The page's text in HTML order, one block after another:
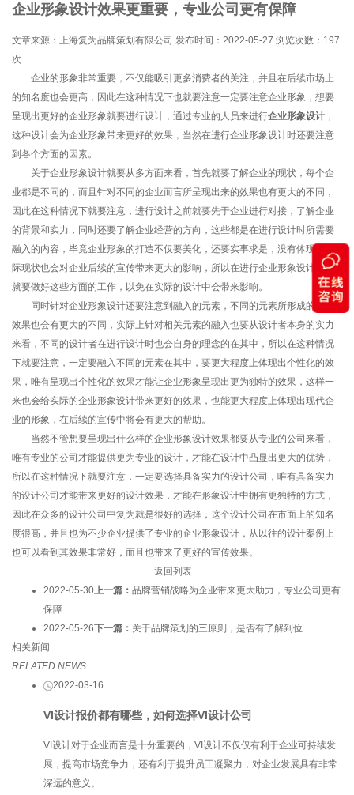
企业形象设计效果更重要，专业公司更有保障
文章来源：上海复为品牌策划有限公司 发布时间：2022-05-27 浏览次数： 197
次
企业的形象非常重要，不仅能吸引更多消费者的关注，并且在后续市场上
的知名度也会更高，因此在这种情况下也就要注意一定要注意企业形象，想要
呈现出更好的企业形象就要进行设计，通过专业的人员来进行企业形象设计 ，
这种设计会为企业形象带来更好的效果，当然在进行企业形象设计时还要注意
到各个方面的因素。
关于企业形象设计就要从多方面来看，首先就要了解企业的现状，每个企
业都是不同的，而且针对不同的企业而言所呈现出来的效果也有更大的不同，
因此在这种情况下就要注意，进行设计之前就要先于企业进行对接，了解企业
的背景和实力，同时还要了解企业经营的方向，这些都是在进行设计时所需要
融入的内容，毕竟企业形象的打造不仅要美化，还要实事求是，没有体现出实
际现状也会对企业后续的宣传带来更大的影响，所以在进行企业形象设计之前
就要做好这些方面的工作，以免在实际的设计中会带来影响。
同时针对企业形象设计还要注意到融入的元素，不同的元素所形成的设计
效果也会有更大的不同，实际上针对相关元素的融入也要从设计者本身的实力
来看，不同的设计者在进行设计时也会自身的理念的在其中，所以在这种情况
下就要注意，一定要融入不同的元素在其中，要更大程度上体现出个性化的效
果，唯有呈现出个性化的效果才能让企业形象呈现出更为独特的效果，这样一
来也会给实际的企业形象设计带来更好的效果，也能更大程度上体现出现代企
业的形象，在后续的宣传中将会有更大的帮助。
当然不管想要呈现出什么样的企业形象设计效果都要从专业的公司来看，
唯有专业的公司才能提供更为专业的设计，才能在设计中凸显出更大的优势，
所以在这种情况下就要注意，一定要选择具备实力的设计公司，唯有具备实力
的设计公司才能带来更好的设计效果，才能在形象设计中拥有更独特的方式，
因此在众多的设计公司中复为就是很好的选择，这个设计公司在市面上的知名
度很高，并且也为不少企业提供了专业的企业形象设计，从以往的设计案例上
也可以看到其效果非常好，而且也带来了更好的宣传效果。
返回列表
2022-05-30上一篇： 品牌营销战略为企业带来更大助力，专业公司更有
保障
2022-05-26下一篇： 关于品牌策划的三原则，是否有了解到位
相关新闻
RELATED NEWS
2022-03-16
VI设计报价都有哪些，如何选择VI设计公司
VI设计对于企业而言是十分重要的，VI设计不仅仅有利于企业可持续发
展，提高市场竞争力，还有利于提升员工凝聚力，对企业发展具有非常
深远的意义。